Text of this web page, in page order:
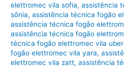
elettromec vila sofia,assistência
sônia,assistência técnica fogão
assistência técnica fogão
assistência técnica fogão
técnica fogão elettromec vila
fogão elettromec vila yara,
elettromec vila zatt,assistência